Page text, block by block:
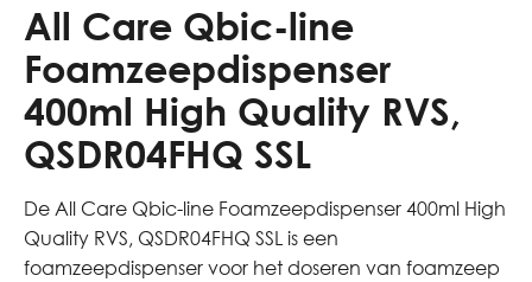
All Care Qbic-line
Foamzeepdispenser
400ml High Quality RVS,
QSDR04FHQ SSL
De All Care Qbic-line Foamzeepdispenser 400ml High
Quality RVS, QSDR04FHQ SSL is een
foamzeepdispenser voor het doseren van foamzeep